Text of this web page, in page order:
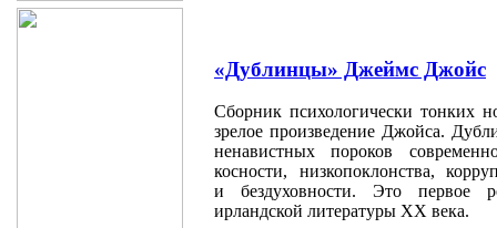
«Дублинцы» Джеймс Джойс
Сборник психологически тонких
зрелое произведение Джойса.
ненавистных пороков
косности, низкопоклонства,
и бездуховности. Это первое
ирландской литературы XX века.